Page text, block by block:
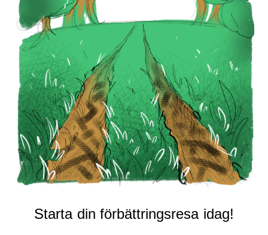
Starta din förbättringsresa idag!